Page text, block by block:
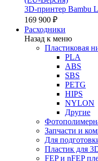
3D-принтер Bambu
169 900 ₽
Расходники
Назад к меню
Пластиковая
PLA
ABS
SBS
PETG
HIPS
NYLON
Другие
Запчасти и
Для
Пластик для
FEP и nFEP